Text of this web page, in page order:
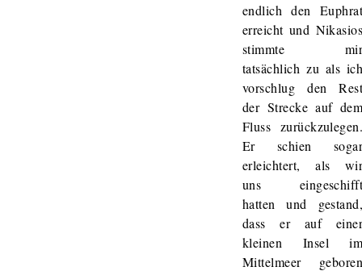
endlich den
erreicht und
stimmte
tatsächlich zu als
vorschlug den
der Strecke auf
Fluss
Er schien
erleichtert, als
uns
hatten und
dass er auf
kleinen Insel
Mittelmeer